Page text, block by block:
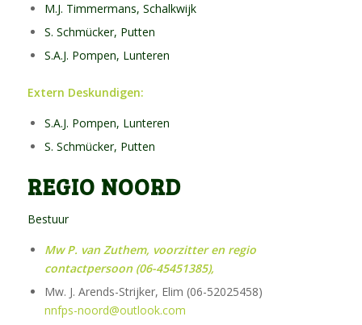
M.J. Timmermans, Schalkwijk
S. Schmücker, Putten
S.A.J. Pompen, Lunteren
Extern Deskundigen:
S.A.J. Pompen, Lunteren
S. Schmücker, Putten
REGIO NOORD
Bestuur
Mw P. van Zuthem, voorzitter en regio
contactpersoon (06-45451385),
Mw. J. Arends-Strijker, Elim (06-52025458)
nnfps-noord@outlook.com